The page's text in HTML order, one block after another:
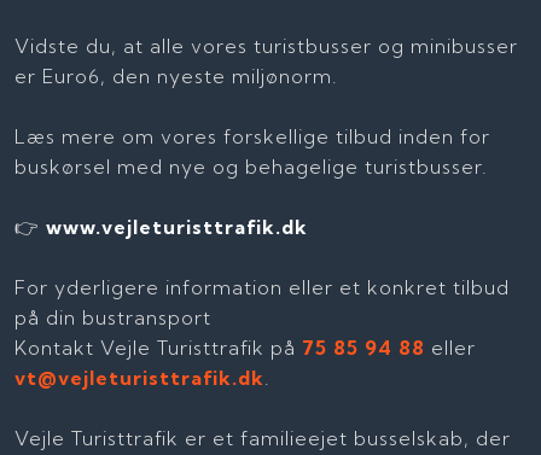
Vidste du, at alle vores turistbusser og minibusser
er Euro6, den nyeste miljønorm.
Læs mere om vores forskellige tilbud inden for
buskørsel med nye og behagelige turistbusser.
👉www.vejleturisttrafik.dk
For yderligere information eller et konkret tilbud
på din bustransport
Kontakt Vejle Turisttrafik på 75 85 94 88 eller
vt@vejleturisttrafik.dk.
Vejle Turisttrafik er et familieejet busselskab, der